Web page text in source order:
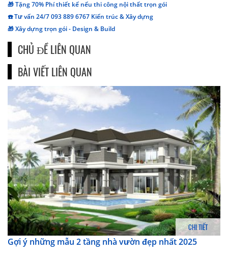
🎁 Tặng 70% Phí thiết kế nếu thi công nội thất trọn gói
☎️ Tư vấn 24/7 093 889 6767 Kiến trúc & Xây dựng
🎁 Xây dựng trọn gói - Design & Build
CHỦ ĐỀ LIÊN QUAN
BÀI VIẾT LIÊN QUAN
CHI TIẾT
Gợi ý những mẫu 2 tầng nhà vườn đẹp nhất 2025